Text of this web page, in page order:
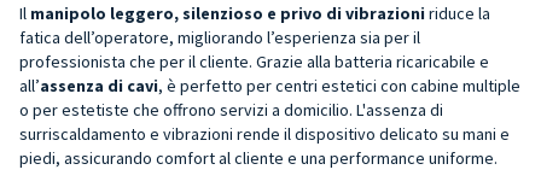
Il manipolo leggero, silenzioso e privo di vibrazioni riduce la
fatica dell’operatore, migliorando l’esperienza sia per il
professionista che per il cliente. Grazie alla batteria ricaricabile e
all’assenza di cavi, è perfetto per centri estetici con cabine multiple
o per estetiste che offrono servizi a domicilio. L'assenza di
surriscaldamento e vibrazioni rende il dispositivo delicato su mani e
piedi, assicurando comfort al cliente e una performance uniforme.